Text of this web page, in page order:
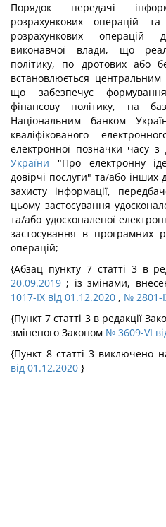
Порядок передачі
розрахункових операцій
розрахункових операцій
виконавчої влади, що
політику, по дротових або
встановлюється
що забезпечує
фінансову політику, на
Національним банком
кваліфікованого
електронної позначки часу
України "Про електронну
довірчі послуги" та/або інших
захисту інформації,
цьому застосування
та/або удосконаленої
застосування в програмних
операцій;
{Абзац пункту 7 статті 3 в
20.09.2019 ; із змінами,
1017-IX від 01.12.2020 , № 2801-
{Пункт 7 статті 3 в редакції
зміненого Законом № 3609-VI
{Пункт 8 статті 3 виключено
від 01.12.2020 }